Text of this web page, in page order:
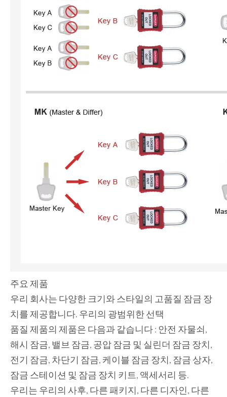
주요 제품
우리 회사는 다양한 크기와 스타일의 고품질 잠금 장
치를 제공합니다. 우리의 광범위한 선택
품질 제품의 제품은 다음과 같습니다 : 안전 자물쇠,
해시 잠금, 밸브 잠금, 공압 잠금 및 실린더 잠금 장치,
전기 잠금, 차단기 잠금, 케이블 잠금 장치, 잠금 상자,
잠금 스테이션 및 잠금 장치 키트, 액세서리 등.
우리는 우리의 사후, 다른 패키지, 다른 디자인, 다른